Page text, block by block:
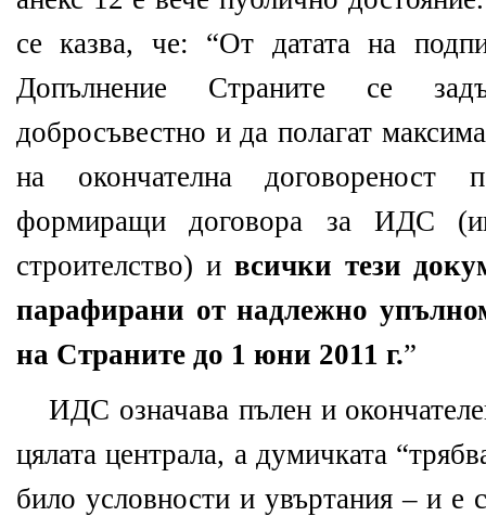
се казва, че: “От датата на
Допълнение Страните се
добросъвестно и да полагат
на окончателна договореност
формиращи договора за ИДС
строителство) и всички тези
парафирани от надлежно
на Страните до 1 юни 2011 г.”
ИДС означава пълен и
цялата централа, а думичката
било условности и увъртания – и е